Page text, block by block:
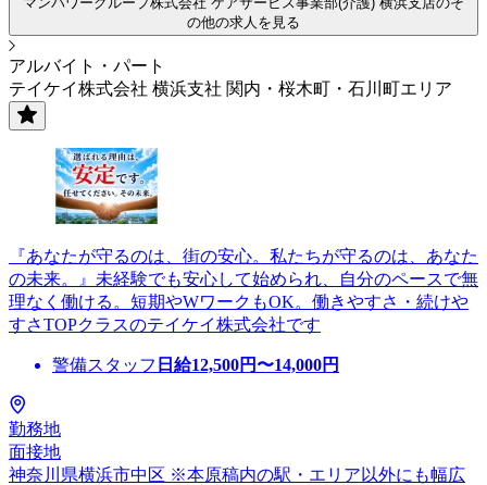
の他の求人を見る
アルバイト・パート
テイケイ株式会社 横浜支社 関内・桜木町・石川町エリア
『あなたが守るのは、街の安心。私たちが守るのは、あなた
の未来。』未経験でも安心して始められ、自分のペースで無
理なく働ける。短期やWワークもOK。働きやすさ・続けや
すさTOPクラスのテイケイ株式会社です
警備スタッフ 日給12,500円〜14,000円
勤務地
面接地
神奈川県横浜市中区 ※本原稿内の駅・エリア以外にも幅広